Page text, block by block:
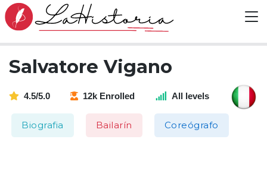
Salvatore Vigano
4.5/5.0 12k Enrolled All levels
Biografia Bailarín Coreógrafo